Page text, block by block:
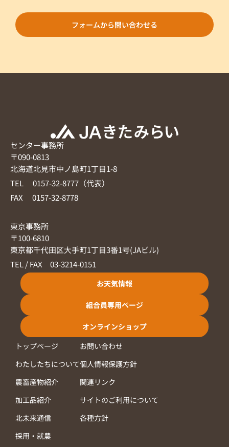
フォームから問い合わせる
センター事務所
〒090-0813
北海道北見市中ノ島町1丁目1-8
TEL 0157-32-8777（代表）
FAX 0157-32-8778
東京事務所
〒100-6810
東京都千代田区大手町1丁目3番1号(JAビル)
TEL / FAX 03-3214-0151
お天気情報
組合員専用ページ
オンラインショップ
トップページ
わたしたちについて
農畜産物紹介
加工品紹介
北未来通信
採用・就農
お問い合わせ
個人情報保護方針
関連リンク
サイトのご利用について
各種方針